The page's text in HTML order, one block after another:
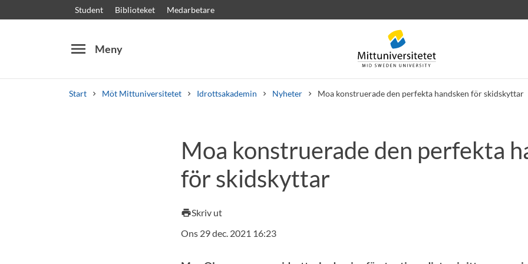
Student Biblioteket Medarbetare
menu Meny
Start Möt Mittuniversitetet Idrottsakademin Nyheter Moa konstruerade den perfekta handsken för skidskyttar
Kursplaner Välkomstbrev Personal Lediga jobb
Moa konstruerade den perfekta
för skidskyttar
printSkriv ut
Ons 29 dec. 2021 16:23